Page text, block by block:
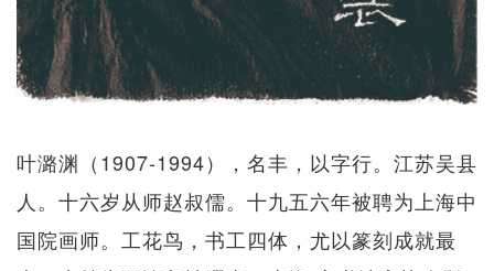
叶潞渊（1907-1994），名丰，以字行。江苏吴县
人。十六岁从师赵叔儒。十九五六年被聘为上海中
国院画师。工花鸟，书工四体，尤以篆刻成就最